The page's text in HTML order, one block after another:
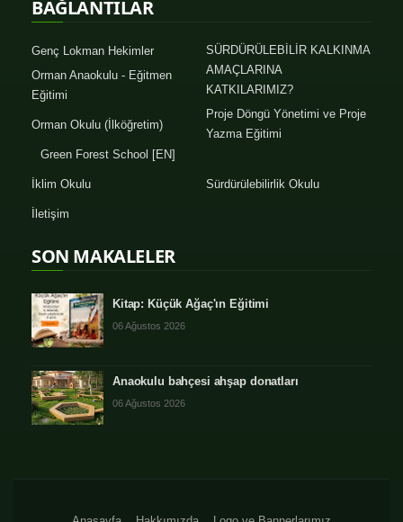
BAĞLANTILAR
Genç Lokman Hekimler
SÜRDÜRÜLEBİLİR KALKINMA
AMAÇLARINA
KATKILARIMIZ?
Orman Anaokulu - Eğitmen
Eğitimi
Proje Döngü Yönetimi ve Proje
Yazma Eğitimi
Orman Okulu (İlköğretim)
Green Forest School [EN]
İklim Okulu Sürdürülebilirlik Okulu
İletişim
SON MAKALELER
Kitap: Küçük Ağaç'ın Eğitimi
06 Ağustos 2026
Anaokulu bahçesi ahşap donatları
06 Ağustos 2026